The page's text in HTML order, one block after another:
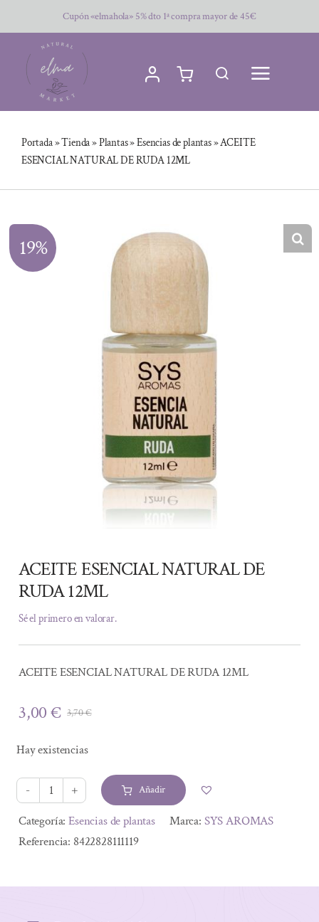
al
contenido
Cupón «elmahola» 5% dto 1ª compra mayor de 45€
Portada»Tienda»Plantas»Esencias de plantas»ACEITE
ESENCIAL NATURAL DE RUDA 12ML
19%
ACEITE ESENCIAL NATURAL DE
RUDA 12ML
Sé el primero en valorar.
ACEITE ESENCIAL NATURAL DE RUDA 12ML
3,70€El
era:
3,70 €.
3,00€
El
es:
3,00 €.
Hay existencias
ACEITE
ESENCIAL
NATURAL
Añadir
Alternative:
Categoría:Esencias de plantas Marca: SYS AROMAS
Referencia: 8422828111119